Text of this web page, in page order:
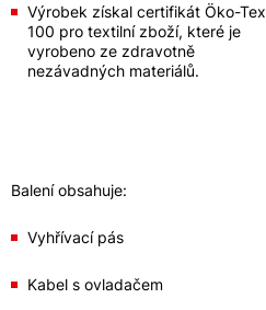
Výrobek získal certifikát Öko-Tex
100 pro textilní zboží, které je
vyrobeno ze zdravotně
nezávadných materiálů.
Balení obsahuje:
Vyhřívací pás
Kabel s ovladačem